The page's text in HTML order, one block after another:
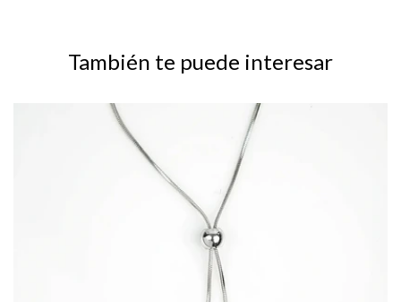
También te puede interesar